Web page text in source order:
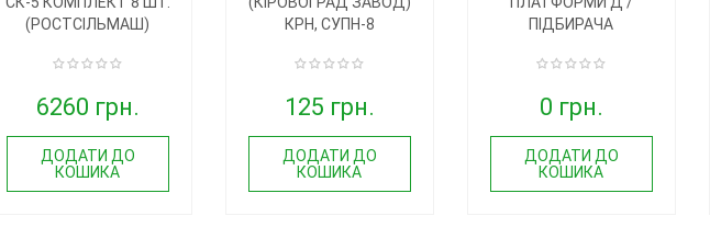
(РОСТСІЛЬМАШ)
6260 грн.
ДОДАТИ ДО
КОШИКА
КРН, СУПН-8
125 грн.
ДОДАТИ ДО
КОШИКА
ПІДБИРАЧА
0 грн.
ДОДАТИ ДО
КОШИКА